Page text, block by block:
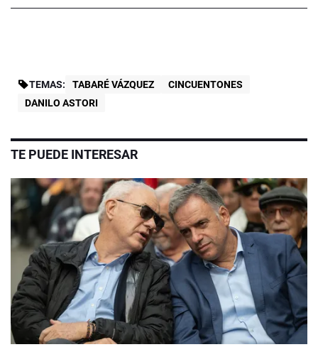
TEMAS: TABARÉ VÁZQUEZ
CINCUENTONES
DANILO ASTORI
TE PUEDE INTERESAR